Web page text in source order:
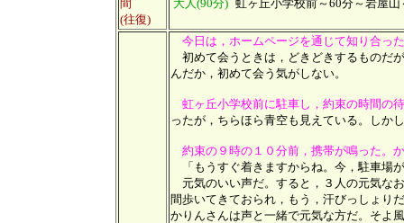
間
(往復)
大人(90分) 虹ヶ丘小学校前～60分～岩屋
今日は，ホームページを通じて知り合っ
初めて会うときは，どきどきするものだ
んだか，初めて会う気がしない。
虹ヶ丘小学校前に駐車し，約束の時間の
ったが，ちらほら青空も見えている。しか
約束の９時の１０分前，携帯が鳴った。
「もうすぐ着きますからね。今，駐車場
元気のいい声だ。すると，３人の元気な
間歩いてきておられ，もう，汗びっしょ
かりんさんは声と一緒で元気な方だ。そよ